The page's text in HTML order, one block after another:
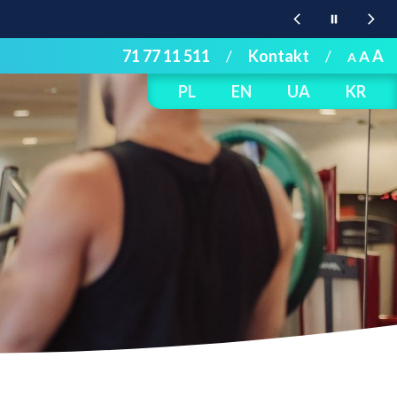
71 77 11 511 / Kontakt / AAA
PL
EN UA KR